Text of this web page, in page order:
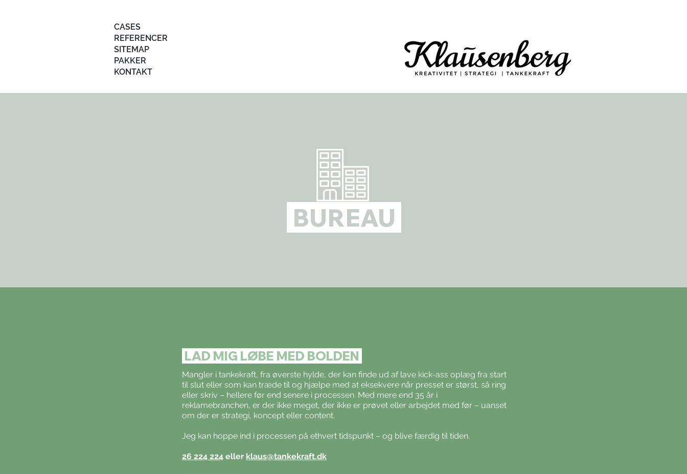
CASES
REFERENCER
SITEMAP
PAKKER
KONTAKT
BUREAU
LAD MIG LØBE MED BOLDEN
Mangler i tankekraft, fra øverste hylde, der kan finde ud af lave kick-ass oplæg fra start
til slut eller som kan træde til og hjælpe med at eksekvere når presset er størst, så ring
eller skriv – hellere før end senere i processen. Med mere end 35 år i
reklamebranchen, er der ikke meget, der ikke er prøvet eller arbejdet med før – uanset
om der er strategi, koncept eller content.
Jeg kan hoppe ind i processen på ethvert tidspunkt – og blive færdig til tiden.
26 224 224 eller klaus@tankekraft.dk